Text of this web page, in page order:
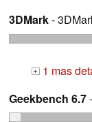
3DMark-
+ 1 mas
Geekbench 6.7